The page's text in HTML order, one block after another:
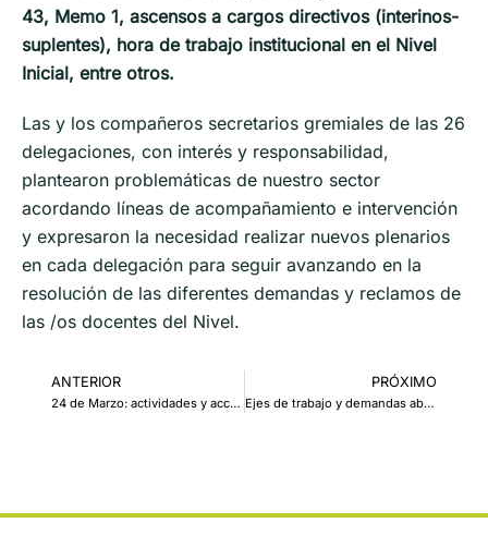
43, Memo 1, ascensos a cargos directivos (interinos-
suplentes), hora de trabajo institucional en el Nivel
Inicial, entre otros.
Las y los compañeros secretarios gremiales de las 26
delegaciones, con interés y responsabilidad,
plantearon problemáticas de nuestro sector
acordando líneas de acompañamiento e intervención
y expresaron la necesidad realizar nuevos plenarios
en cada delegación para seguir avanzando en la
resolución de las diferentes demandas y reclamos de
las /os docentes del Nivel.
ANTERIOR
24 de Marzo: actividades y acciones por la Memoria, la Verdad y la Justicia
PRÓXIMO
Ejes de trabajo y demandas abordadas durante el plenario de secretarias/os gremiales